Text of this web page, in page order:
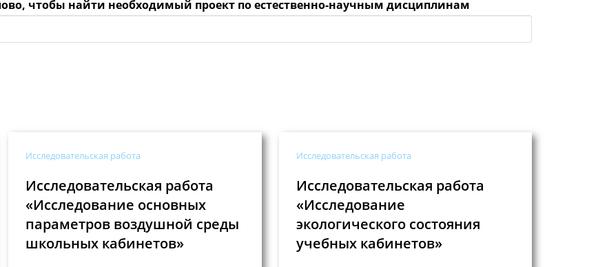
чтобы найти необходимый проект по естественно-научным дисциплинам
Исследовательская работа
Исследовательская работа
«Исследование основных
параметров воздушной среды
школьных кабинетов»
Исследовательская работа
Исследовательская работа
«Исследование
экологического состояния
учебных кабинетов»